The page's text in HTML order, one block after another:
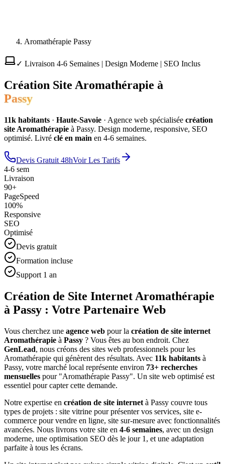
Aromathérapie Passy
✓ Livraison 4-6 Semaines | Design Moderne | SEO Inclus
Création Site Aromathérapie à
Passy
11k habitants · Haute-Savoie · Agence web spécialisée création
site Aromathérapie à Passy. Design moderne, responsive, SEO
optimisé. Livré clé en main en 4-6 semaines.
Devis Gratuit 48hVoir Les Tarifs
4-6 sem
Livraison
90+
PageSpeed
100%
Responsive
SEO
Optimisé
Devis gratuit
Formation incluse
Support 1 an
Création de Site Internet Aromathérapie
à Passy : Votre Partenaire Web
Vous cherchez une agence web pour la création de site internet
Aromathérapie à Passy ? Vous êtes au bon endroit. Chez
GenLead, nous créons des sites web professionnels pour les
Aromathérapie qui génèrent des résultats. Avec 11k habitants à
Passy, votre marché local représente environ 73+ recherches
mensuelles pour "Aromathérapie Passy". Un site web optimisé est
essentiel pour capter cette demande.
Notre expertise en création de site internet à Passy couvre tous
types de projets : site vitrine pour présenter vos services, site e-
commerce pour vendre en ligne, site sur-mesure avec fonctionnalités
avancées. Nous livrons votre site en 4-6 semaines, avec un design
moderne, une optimisation SEO dès le jour 1, et une adaptation
parfaite à tous les écrans.